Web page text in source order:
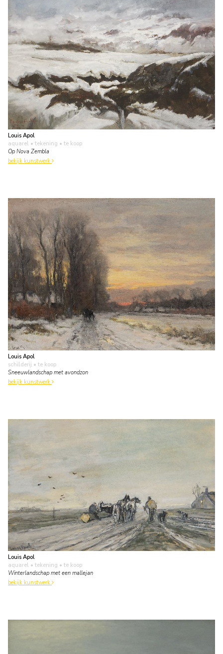
Louis Apol
aquarel • tekening • te koop
Op Nova Zembla
bekijk kunstwerk
Louis Apol
schilderij • te koop
Sneeuwlandschap met avondzon
bekijk kunstwerk
Louis Apol
aquarel • tekening • te koop
Winterlandschap met een mallejan
bekijk kunstwerk